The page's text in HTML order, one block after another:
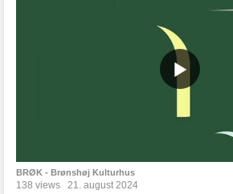
BRØK - Brønshøj Kulturhus
138 views 21. august 2024